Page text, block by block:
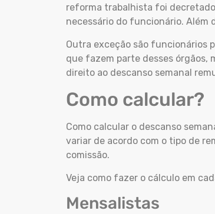
reforma trabalhista foi
necessário do funcionário. Além
Outra exceção são funcionários
que fazem parte desses órgãos,
direito ao descanso semanal
Como calcular?
Como calcular o descanso
variar de acordo com o tipo de
comissão.
Veja como fazer o cálculo em
Mensalistas